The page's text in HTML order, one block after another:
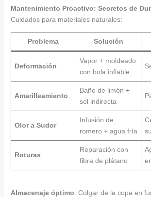
Mantenimiento Proactivo: Secretos de
Cuidados para materiales naturales:
Problema Solución
Deformación
Vapor + moldeado
con bola inflable
Amarilleamiento
Baño de limón +
sol indirecta
Olor a Sudor
Infusión de
romero + agua fría
Roturas
Reparación con
fibra de plátano
Almacenaje óptimo: Colgar de la copa en